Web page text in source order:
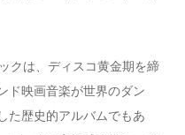
クは、ディスコ黄金期を締
ド映画音楽が世界のダン
た歴史的アルバムでもあ